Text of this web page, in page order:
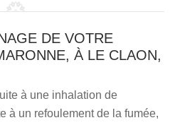
DE VOTRE
À LE CLAON,
à une inhalation de
à un refoulement de la fumée,